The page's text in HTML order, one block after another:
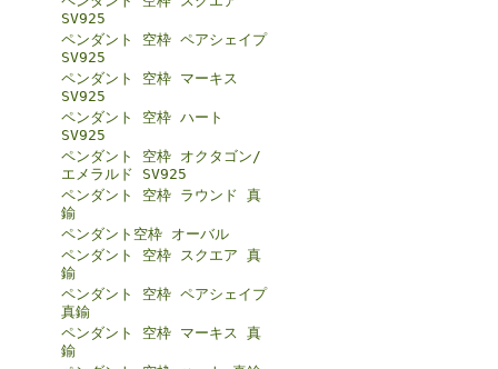
SV925
ペンダント 空枠 ペアシェイプ
SV925
ペンダント 空枠 マーキス
SV925
ペンダント 空枠 ハート
SV925
ペンダント 空枠 オクタゴン/
エメラルド SV925
ペンダント 空枠 ラウンド 真
鍮
ペンダント空枠 オーバル
ペンダント 空枠 スクエア 真
鍮
ペンダント 空枠 ペアシェイプ
真鍮
ペンダント 空枠 マーキス 真
鍮